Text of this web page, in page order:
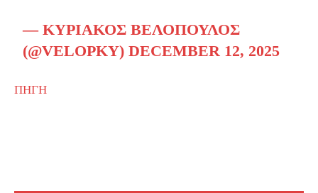
— ΚΥΡΙΆΚΟΣ ΒΕΛΌΠΟΥΛΟΣ
(@VELOPKY)DECEMBER 12, 2025
ΠΗΓΗ